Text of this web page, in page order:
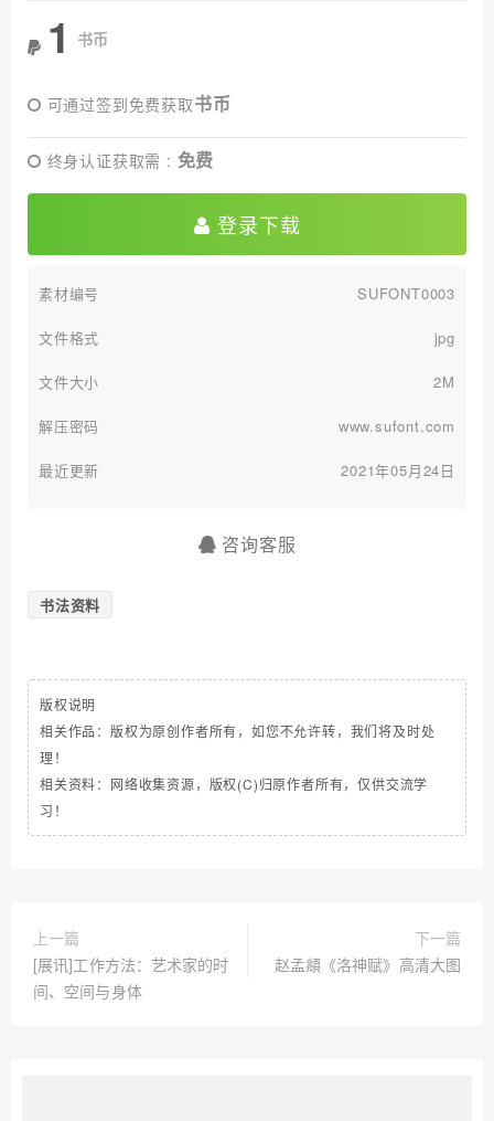
1 书币
可通过签到免费获取书币
终身认证获取需 : 免费
登录下载
素材编号 SUFONT0003
文件格式 jpg
文件大小 2M
解压密码 www.sufont.com
最近更新 2021年05月24日
咨询客服
书法资料
版权说明
相关作品：版权为原创作者所有，如您不允许转，我们将及时处
理！
相关资料：网络收集资源，版权(C)归原作者所有，仅供交流学
习！
上一篇
[展讯]工作方法：艺术家的时
间、空间与身体
下一篇
赵孟頫《洛神赋》高清大图